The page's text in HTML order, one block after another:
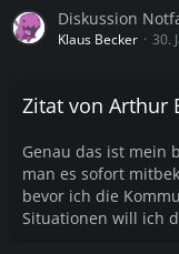
Diskussion
Klaus Becker 30.
Zitat von Arthur
Genau das ist mein
man es sofort
bevor ich die
Situationen will ich